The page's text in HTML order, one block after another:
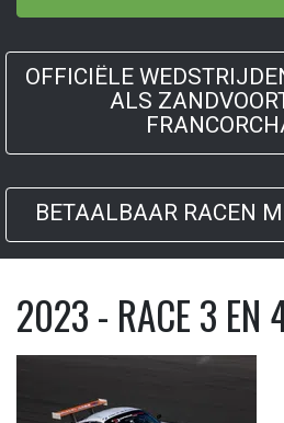
OFFICIËLE
ALS
BETAALBAAR RACEN
2023 - RACE 3 EN